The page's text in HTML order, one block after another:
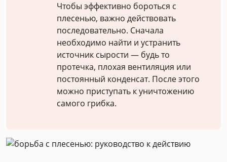
Чтобы эффективно бороться с
плесенью, важно действовать
последовательно. Сначала
необходимо найти и устранить
источник сырости — будь то
протечка, плохая вентиляция или
постоянный конденсат. После этого
можно приступать к уничтожению
самого грибка.